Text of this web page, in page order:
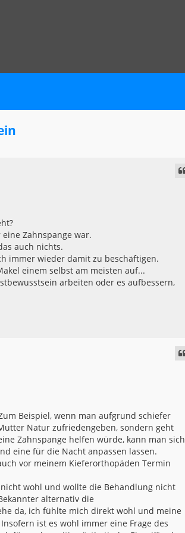
Zahnspange war.
auch nichts.
immer wieder damit zu beschäftigen.
einem selbst am meisten auf...
arbeiten oder es aufbessern,
Beispiel, wenn man aufgrund schiefer
Natur zufriedengeben, sondern geht
Zahnspange helfen würde, kann man sich
eine für die Nacht anpassen lassen.
vor meinem Kieferorthopäden Termin
wohl und wollte die Behandlung nicht
alternativ die
da, ich fühlte mich direkt wohl und meine
ist es wohl immer eine Frage des